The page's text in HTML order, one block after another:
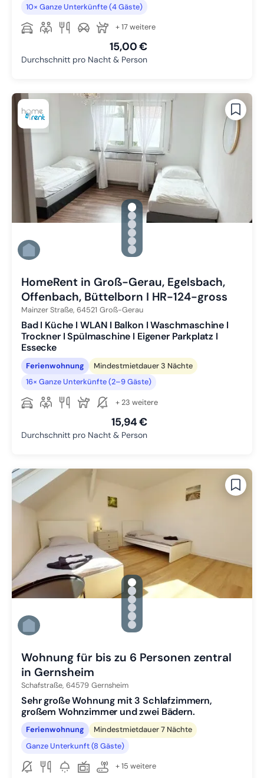
10× Ganze Unterkünfte (4 Gäste)
+ 17 weitere
15,00 €
Durchschnitt pro Nacht & Person
gallery.slide_selector
Zu Slide 1 wechseln
Zu Slide 2 wechseln
Zu Slide 3 wechseln
Zu Slide 4 wechseln
Zu Slide 5 wechseln
Zu Slide 6 wechseln
HomeRent in Groß-Gerau, Egelsbach,
Offenbach, Büttelborn I HR-124-gross
Mainzer Straße, 64521 Groß-Gerau
Bad I Küche I WLAN I Balkon I Waschmaschine I
Trockner I Spülmaschine I Eigener Parkplatz I
Essecke
Ferienwohnung
Mindestmietdauer 3 Nächte
16× Ganze Unterkünfte (2–9 Gäste)
+ 23 weitere
15,94 €
Durchschnitt pro Nacht & Person
gallery.slide_selector
Zu Slide 1 wechseln
Zu Slide 2 wechseln
Zu Slide 3 wechseln
Zu Slide 4 wechseln
Zu Slide 5 wechseln
Zu Slide 6 wechseln
Wohnung für bis zu 6 Personen zentral
in Gernsheim
Schafstraße, 64579 Gernsheim
Sehr große Wohnung mit 3 Schlafzimmern,
großem Wohnzimmer und zwei Bädern.
Ferienwohnung
Mindestmietdauer 7 Nächte
Ganze Unterkunft (8 Gäste)
+ 15 weitere